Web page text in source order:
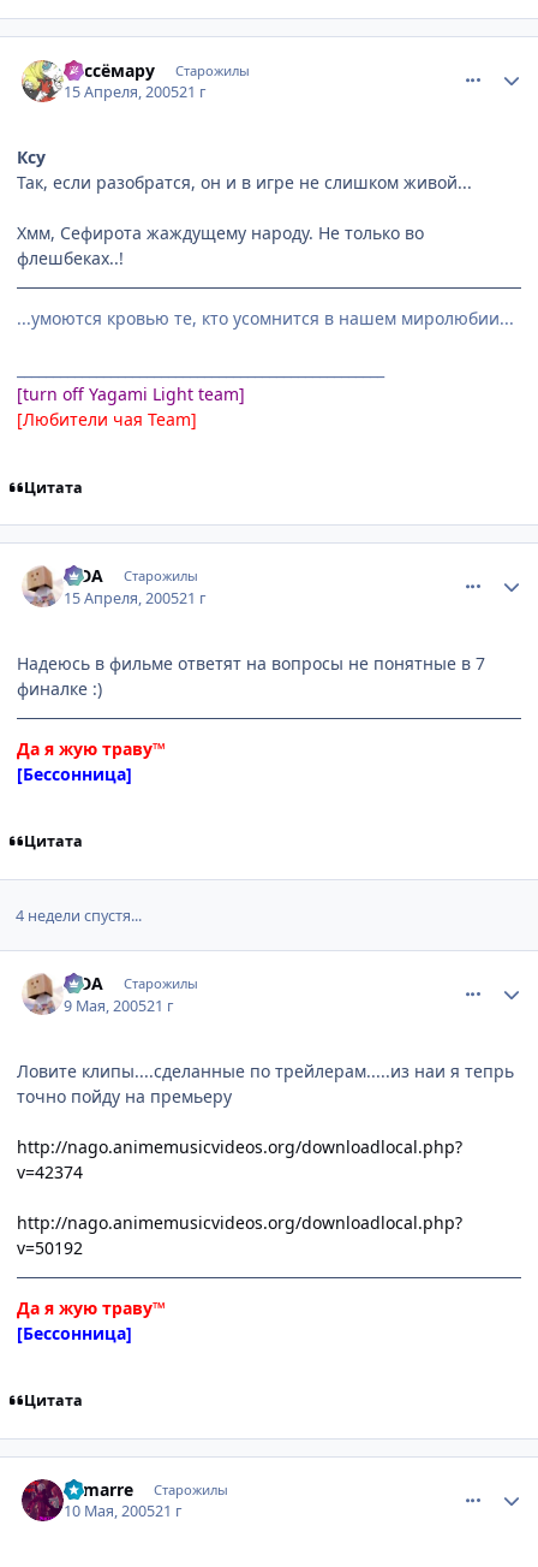
Cессёмару Старожилы
15 Апреля, 200521 г
Ксу
Так, если разобратся, он и в игре не слишком живой...
Хмм, Сефирота жаждущему народу. Не только во
флешбеках..!
...умоются кровью те, кто усомнится в нашем миролюбии...
[turn off Yagami Light team]
[Любители чая Team]
Цитата
SIDA Старожилы
15 Апреля, 200521 г
Надеюсь в фильме ответят на вопросы не понятные в 7
финалке :)
Да я жую траву™
[Бессонница]
Цитата
4 недели спустя...
SIDA Старожилы
9 Мая, 200521 г
Ловите клипы....сделанные по трейлерам.....из наи я тепрь
точно пойду на премьеру
http://nago.animemusicvideos.org/downloadlocal.php?
v=42374
http://nago.animemusicvideos.org/downloadlocal.php?
v=50192
Да я жую траву™
[Бессонница]
Цитата
Lamarre Старожилы
10 Мая, 200521 г